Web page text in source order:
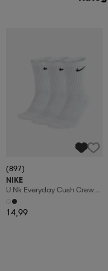
(897)
NIKE
U Nk Everyday Cush Crew
3pr
14,99